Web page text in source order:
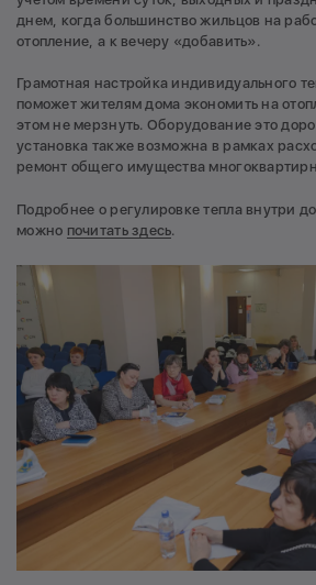
днем, когда большинство жильцов на
отопление, а к вечеру «добавить».
Грамотная настройка индивидуального
поможет жителям дома экономить на
этом не мерзнуть. Оборудование это
установка также возможна в рамках
ремонт общего имущества
Подробнее о регулировке тепла внутри
можно почитать здесь.